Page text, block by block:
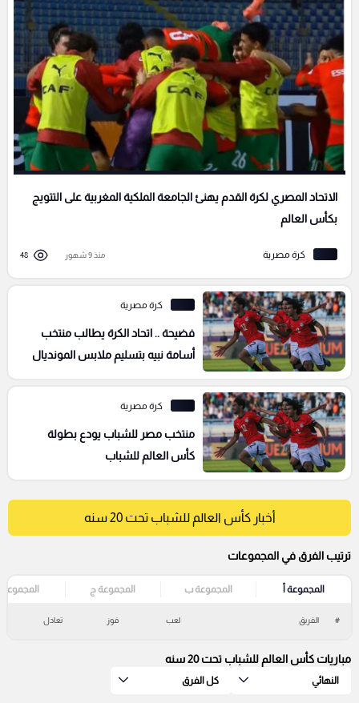
كرة مصرية
الاتحاد المصري لكرة القدم يهنئ الجامعة الملكية المغربية على التتويج
بكأس العالم
منذ 9 شهور 48
كرة مصرية
فضيحة .. اتحاد الكرة يطالب منتخب
أسامة نبيه بتسليم ملابس المونديال
كرة مصرية
منتخب مصر للشباب يودع بطولة
كأس العالم للشباب
أخبار كأس العالم للشباب تحت 20 سنه
ترتيب الفرق في المجموعات
المجموعة أ المجموعة ب المجموعة ج المجموعة
# الفريق لعب فوز تعادل
مباريات كأس العالم للشباب تحت 20 سنه
النهائي كل الفرق